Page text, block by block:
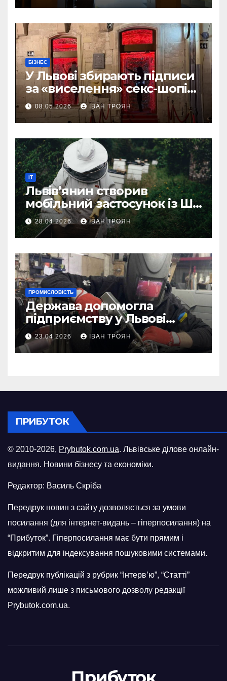
БІЗНЕС
У Львові збирають підписи
за «виселення» секс-шопів
із центру міста
08.05.2026 ІВАН ТРОЯН
IT
Львів’янин створив
мобільний застосунок із ШІ-
асистентом для бджолярів
28.04.2026 ІВАН ТРОЯН
ПРОМИСЛОВІСТЬ
Держава допомогла
підприємству у Львові
відновити виробничі
потужності після атаки
російського БПЛА
23.04.2026 ІВАН ТРОЯН
ПРИБУТОК
© 2010-2026, Prybutok.com.ua. Львівське ділове онлайн-
видання. Новини бізнесу та економіки.
Редактор: Василь Скріба
Передрук новин з сайту дозволяється за умови
посилання (для інтернет-видань – гіперпосилання) на
“Прибуток”. Гіперпосилання має бути прямим і
відкритим для індексування пошуковими системами.
Передрук публікацій з рубрик “Інтерв’ю”, “Статті”
можливий лише з письмового дозволу редакції
Prybutok.com.ua.